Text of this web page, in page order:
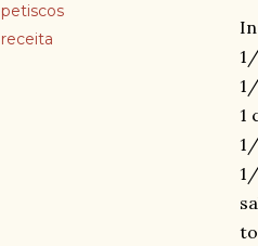
petiscos
receita
1